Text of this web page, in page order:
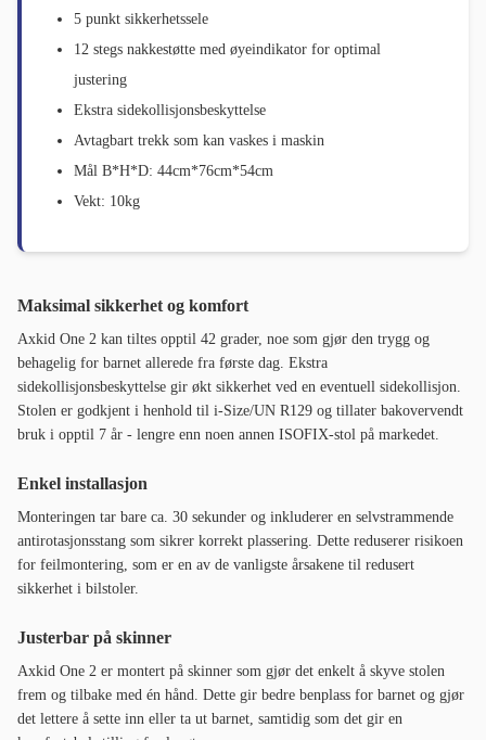
5 punkt sikkerhetssele
12 stegs nakkestøtte med øyeindikator for optimal
justering
Ekstra sidekollisjonsbeskyttelse
Avtagbart trekk som kan vaskes i maskin
Mål B*H*D: 44cm*76cm*54cm
Vekt: 10kg
Maksimal sikkerhet og komfort
Axkid One 2 kan tiltes opptil 42 grader, noe som gjør den trygg og
behagelig for barnet allerede fra første dag. Ekstra
sidekollisjonsbeskyttelse gir økt sikkerhet ved en eventuell sidekollisjon.
Stolen er godkjent i henhold til i-Size/UN R129 og tillater bakovervendt
bruk i opptil 7 år - lengre enn noen annen ISOFIX-stol på markedet.
Enkel installasjon
Monteringen tar bare ca. 30 sekunder og inkluderer en selvstrammende
antirotasjonsstang som sikrer korrekt plassering. Dette reduserer risikoen
for feilmontering, som er en av de vanligste årsakene til redusert
sikkerhet i bilstoler.
Justerbar på skinner
Axkid One 2 er montert på skinner som gjør det enkelt å skyve stolen
frem og tilbake med én hånd. Dette gir bedre benplass for barnet og gjør
det lettere å sette inn eller ta ut barnet, samtidig som det gir en